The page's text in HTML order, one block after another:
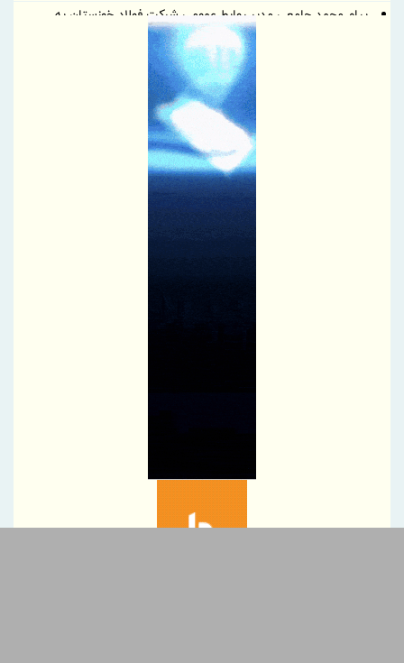
پیام محمد جامعی مدیر روابط عمومی شرکت فولاد خوزستان به
پیام تبریک مدیرعامل بانک مسکن به مناسبت روز خبرنگار
پیام تبریک دبیر شورایعالی مناطق آزاد و ویژه اقتصادی به مناسبت روز
بلوغ نظام‌های مدیریتی در فولاد آلیاژی ایران با تمدید گواهینامه‌های
پیام مدیرعامل شرکت ملی صنایع مس ایران به‌مناسبت «روز خبرنگار»
پیام تبریک رئیس پژوهشکده بیمه به مناسبت روز خبرنگار
پیام تبریک مدیرعامل بانک تجارت به مناسبت روز خبرنگار
تأکید معاون وزیر صمت بر نقش حیاتی رسانه‌ها در روایت صحیح
پیام تبریک رئیس کل بیمه مرکزی به مناسبت روز خبرنگار
تقدیر مدیرعامل پتروشیمی شازند از فعالان عرصه خبر و اطلاع‌رسانی